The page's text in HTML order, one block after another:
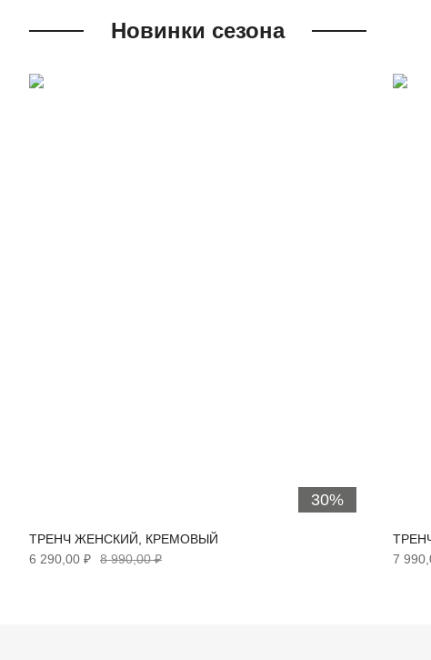
Новинки сезона
30%
ТРЕНЧ ЖЕНСКИЙ, КРЕМОВЫЙ
6 290,00 ₽
8 990,00 ₽
7